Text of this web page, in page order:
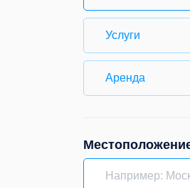
Услуги
Аренда